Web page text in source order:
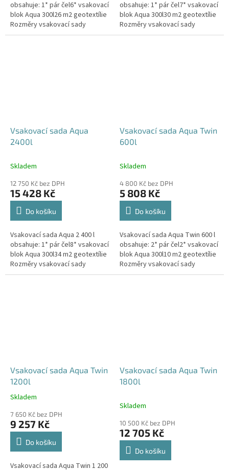
obsahuje: 1* pár čel6* vsakovací
blok Aqua 300l26 m2 geotextílie
Rozměry vsakovací sady
720x80x52 cm Nosnost bloků až
obsahuje: 1* pár čel7* vsakovací
blok Aqua 300l30 m2 geotextílie
Rozměry vsakovací sady
840x80x52 cm Nosnost bloků až
Vsakovací sada Aqua
2400l
Skladem
12 750 Kč bez DPH
15 428 Kč
Do košíku
Vsakovací sada Aqua 2 400 l
obsahuje: 1* pár čel8* vsakovací
blok Aqua 300l34 m2 geotextílie
Rozměry vsakovací sady
960x80x52 cm Nosnost bloků až
Vsakovací sada Aqua Twin
600l
Skladem
4 800 Kč bez DPH
5 808 Kč
Do košíku
Vsakovací sada Aqua Twin 600 l
obsahuje: 2* pár čel2* vsakovací
blok Aqua 300l10 m2 geotextílie
Rozměry vsakovací sady
120x80x104 cm Nosnost bloků
Vsakovací sada Aqua Twin
1200l
Průměrné
produktu
je
5,0
hvězdiček.
Skladem
7 650 Kč bez DPH
9 257 Kč
Do košíku
Vsakovací sada Aqua Twin 1 200
Vsakovací sada Aqua Twin
1800l
Skladem
10 500 Kč bez DPH
12 705 Kč
Do košíku